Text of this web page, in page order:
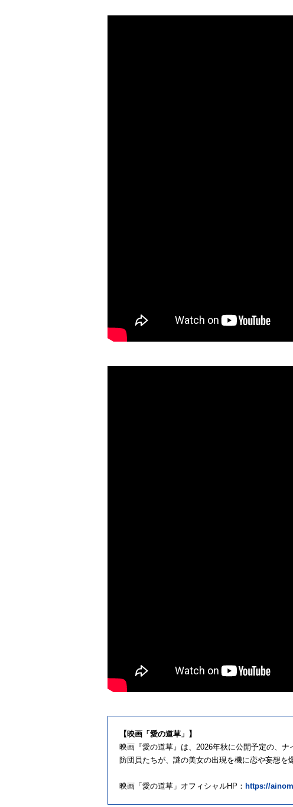
【映画「愛の道草」】
映画『愛の道草』は、2026年秋に公開予定の、
防団員たちが、謎の美女の出現を機に恋や妄想を
映画「愛の道草」オフィシャルHP： https://